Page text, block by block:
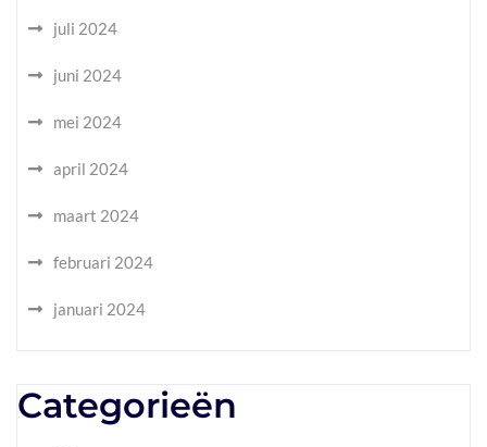
juli 2024
juni 2024
mei 2024
april 2024
maart 2024
februari 2024
januari 2024
Categorieën